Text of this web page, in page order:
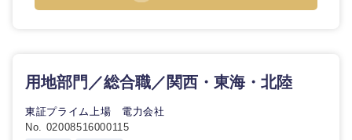
用地部門／総合職／関西・東海・北陸
東証プライム上場 電力会社
No. 02008516000115